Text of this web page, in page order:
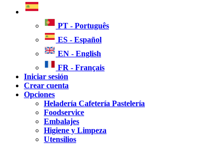
PT - Português
ES - Español
EN - English
FR - Français
Iniciar sesión
Crear cuenta
Opciones
Heladería Cafetería Pastelería
Foodservice
Embalajes
Higiene y Limpeza
Utensilios